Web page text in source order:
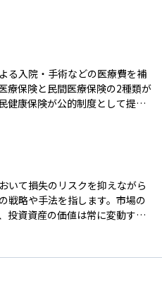
す。
る入院・手術などの医療費を補
療保険と民間医療保険の2種類が
健康保険が公的制度として提供
重要な役割を果たします。
いて損失のリスクを抑えながら
戦略や手法を指します。市場の
投資資産の価値は常に変動する
定期的に見直す、ストップロス